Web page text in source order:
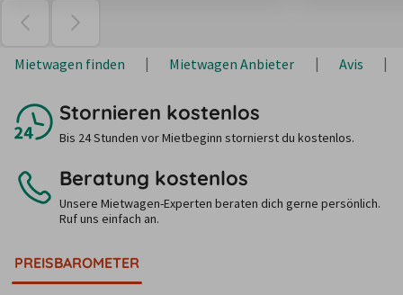
Mietwagen finden Mietwagen Anbieter Avis
Stornieren kostenlos
Bis 24 Stunden vor Mietbeginn stornierst du kostenlos.
Beratung kostenlos
Unsere Mietwagen-Experten beraten dich gerne persönlich.
Ruf uns einfach an.
PREISBAROMETER